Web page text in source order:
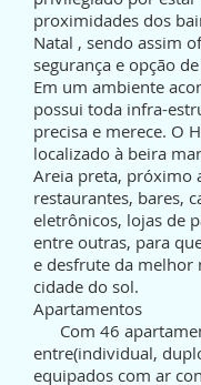
proximidades dos
Natal , sendo assim
segurança e opção
Em um ambiente
possui toda infra-
precisa e merece. O
localizado à beira
Areia preta, próximo
restaurantes, bares,
eletrônicos, lojas de
entre outras, para
e desfrute da melhor
cidade do sol.
Apartamentos
Com 46
entre(individual,
equipados com ar